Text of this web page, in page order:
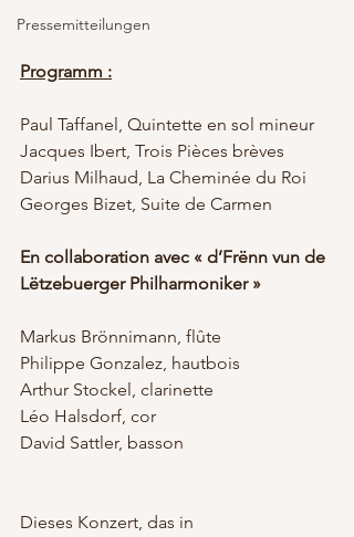
Pressemitteilungen
Programm :
Paul Taffanel, Quintette en sol mineur
Jacques Ibert, Trois Pièces brèves
Darius Milhaud, La Cheminée du Roi
Georges Bizet, Suite de Carmen
En collaboration avec « d’Frënn vun de
Lëtzebuerger Philharmoniker »
Markus Brönnimann, flûte
Philippe Gonzalez, hautbois
Arthur Stockel, clarinette
Léo Halsdorf, cor
David Sattler, basson
Dieses Konzert, das in